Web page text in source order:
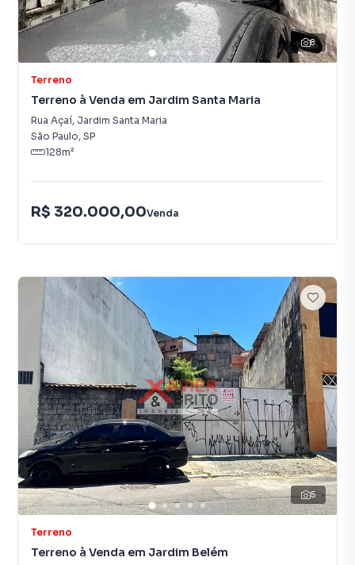
8
Terreno
Terreno à Venda em Jardim Santa Maria
Rua Açaí, Jardim Santa Maria
São Paulo, SP
128m²
R$ 320.000,00Venda
5
Terreno
Terreno à Venda em Jardim Belém